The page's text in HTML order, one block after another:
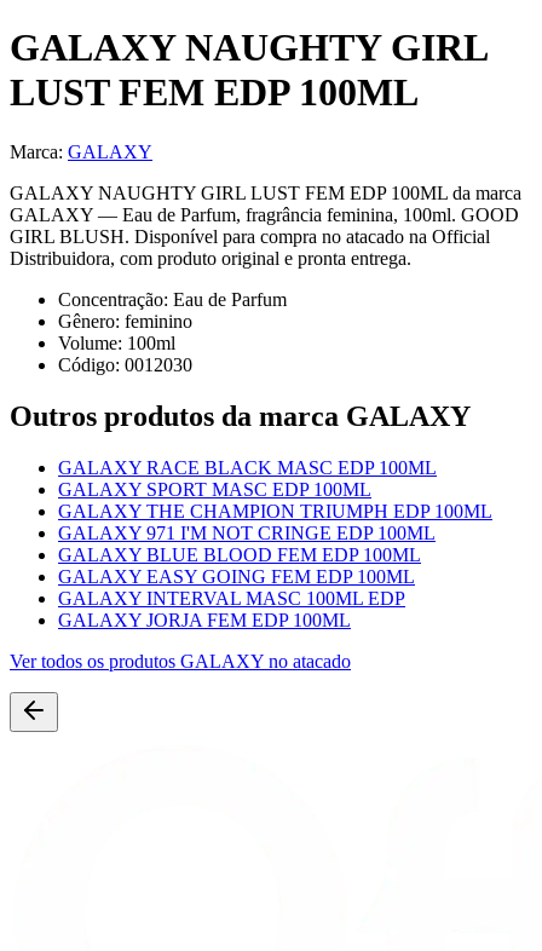
GALAXY NAUGHTY GIRL
LUST FEM EDP 100ML
Marca: GALAXY
GALAXY NAUGHTY GIRL LUST FEM EDP 100ML da marca
GALAXY — Eau de Parfum, fragrância feminina, 100ml. GOOD
GIRL BLUSH. Disponível para compra no atacado na Official
Distribuidora, com produto original e pronta entrega.
Concentração: Eau de Parfum
Gênero: feminino
Volume: 100ml
Código: 0012030
Outros produtos da marca GALAXY
GALAXY RACE BLACK MASC EDP 100ML
GALAXY SPORT MASC EDP 100ML
GALAXY THE CHAMPION TRIUMPH EDP 100ML
GALAXY 971 I'M NOT CRINGE EDP 100ML
GALAXY BLUE BLOOD FEM EDP 100ML
GALAXY EASY GOING FEM EDP 100ML
GALAXY INTERVAL MASC 100ML EDP
GALAXY JORJA FEM EDP 100ML
Ver todos os produtos GALAXY no atacado